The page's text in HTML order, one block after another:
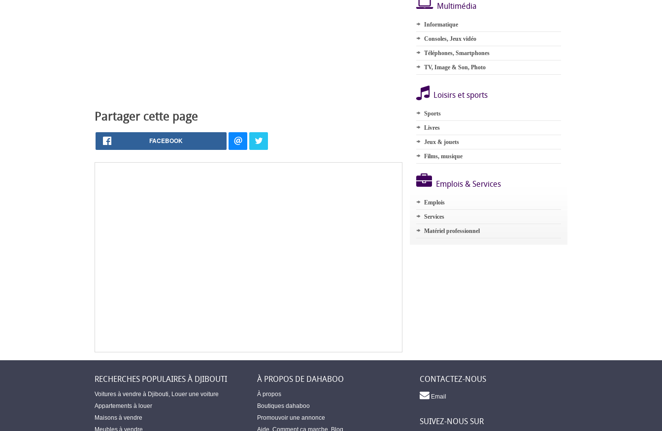
Partager cette page
FACEBOOK
Multimédia
Informatique
Consoles, Jeux vidéo
Téléphones, Smartphones
TV, Image & Son, Photo
Loisirs et sports
Sports
Livres
Jeux & jouets
Films, musique
Emplois & Services
Emplois
Services
Matériel professionnel
RECHERCHES POPULAIRES À DJIBOUTI
Voitures à vendre à Djibouti Louer une voiture
Appartements à louer
Maisons à vendre
Meubles à vendre
À PROPOS DE DAHABOO
À propos
Boutiques dahaboo
Promouvoir une annonce
Aide Comment ça marche Blog
CONTACTEZ-NOUS
Email
SUIVEZ-NOUS SUR